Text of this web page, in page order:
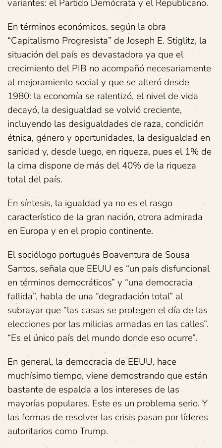
variantes: el Partido Demócrata y el Republicano.
En términos económicos, según la obra
“Capitalismo Progresista” de Joseph E. Stiglitz, la
situación del país es devastadora ya que el
crecimiento del PIB no acompañó necesariamente
al mejoramiento social y que se alteró desde
1980: la economía se ralentizó, el nivel de vida
decayó, la desigualdad se volvió creciente,
incluyendo las desigualdades de raza, condición
étnica, género y oportunidades, la desigualdad en
sanidad y, desde luego, en riqueza, pues el 1% de
la cima dispone de más del 40% de la riqueza
total del país.
En síntesis, la igualdad ya no es el rasgo
característico de la gran nación, otrora admirada
en Europa y en el propio continente.
El sociólogo portugués Boaventura de Sousa
Santos, señala que EEUU es “un país disfuncional
en términos democráticos” y “una democracia
fallida”, habla de una “degradación total” al
subrayar que “las casas se protegen el día de las
elecciones por las milicias armadas en las calles”.
“Es el único país del mundo donde eso ocurre”.
En general, la democracia de EEUU, hace
muchísimo tiempo, viene demostrando que están
bastante de espalda a los intereses de las
mayorías populares. Este es un problema serio. Y
las formas de resolver las crisis pasan por líderes
autoritarios como Trump.